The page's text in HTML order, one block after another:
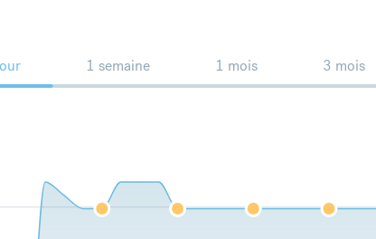
1 semaine 1 mois 3 mois